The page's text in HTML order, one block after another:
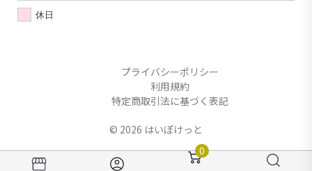
休日
© 2026 はいぽけっと
プライバシーポリシー
利用規約
特定商取引法に基づく表記
0